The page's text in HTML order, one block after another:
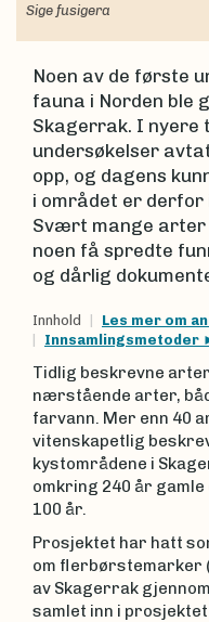
Sige fusigera
Noen av de første
fauna i Norden ble
Skagerrak. I nyere
undersøkelser
opp, og dagens
i området er derfor
Svært mange
noen få spredte
og dårlig
Innhold
Les mer om
Innsamlingsmetoder
Tidlig beskrevne
nærstående arter,
farvann. Mer enn 40
vitenskapetlig
kystområdene i
omkring 240 år
100 år.
Prosjektet har hatt
om flerbørstemarker
av Skagerrak
samlet inn i